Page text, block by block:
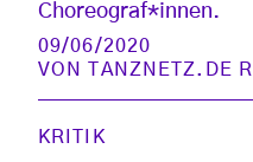
Choreograf*innen.
09/06/2020
VON
TANZNETZ.DE
KRITIK